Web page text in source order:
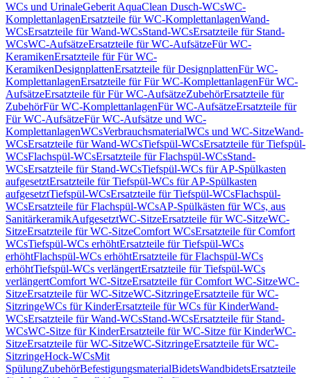
WCs und UrinaleGeberit AquaClean Dusch-WCsWC-
KomplettanlagenErsatzteile für WC-KomplettanlagenWand-
WCsErsatzteile für Wand-WCsStand-WCsErsatzteile für Stand-
WCsWC-AufsätzeErsatzteile für WC-AufsätzeFür WC-
KeramikenErsatzteile für Für WC-
KeramikenDesignplattenErsatzteile für DesignplattenFür WC-
KomplettanlagenErsatzteile für Für WC-KomplettanlagenFür WC-
AufsätzeErsatzteile für Für WC-AufsätzeZubehörErsatzteile für
ZubehörFür WC-KomplettanlagenFür WC-AufsätzeErsatzteile für
Für WC-AufsätzeFür WC-Aufsätze und WC-
KomplettanlagenWCsVerbrauchsmaterialWCs und WC-SitzeWand-
WCsErsatzteile für Wand-WCsTiefspül-WCsErsatzteile für Tiefspül-
WCsFlachspül-WCsErsatzteile für Flachspül-WCsStand-
WCsErsatzteile für Stand-WCsTiefspül-WCs für AP-Spülkasten
aufgesetztErsatzteile für Tiefspül-WCs für AP-Spülkasten
aufgesetztTiefspül-WCsErsatzteile für Tiefspül-WCsFlachspül-
WCsErsatzteile für Flachspül-WCsAP-Spülkästen für WCs, aus
SanitärkeramikAufgesetztWC-SitzeErsatzteile für WC-SitzeWC-
SitzeErsatzteile für WC-SitzeComfort WCsErsatzteile für Comfort
WCsTiefspül-WCs erhöhtErsatzteile für Tiefspül-WCs
erhöhtFlachspül-WCs erhöhtErsatzteile für Flachspül-WCs
erhöhtTiefspül-WCs verlängertErsatzteile für Tiefspül-WCs
verlängertComfort WC-SitzeErsatzteile für Comfort WC-SitzeWC-
SitzeErsatzteile für WC-SitzeWC-SitzringeErsatzteile für WC-
SitzringeWCs für KinderErsatzteile für WCs für KinderWand-
WCsErsatzteile für Wand-WCsStand-WCsErsatzteile für Stand-
WCsWC-Sitze für KinderErsatzteile für WC-Sitze für KinderWC-
SitzeErsatzteile für WC-SitzeWC-SitzringeErsatzteile für WC-
SitzringeHock-WCsMit
SpülungZubehörBefestigungsmaterialBidetsWandbidetsErsatzteile